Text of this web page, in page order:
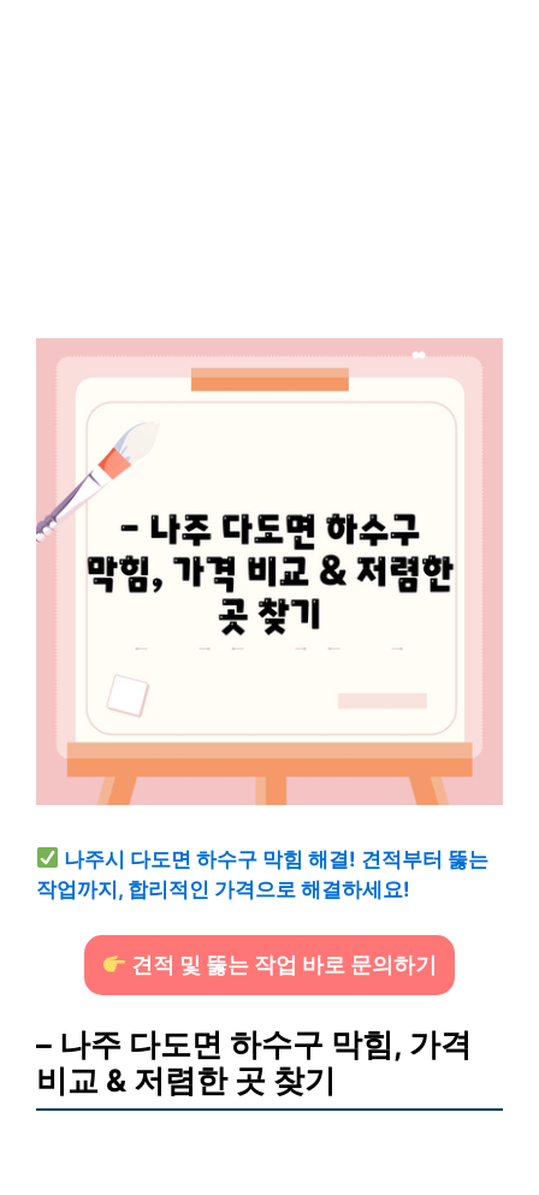
나주시 다도면 하수구 막힘 해결! 견적부터 뚫는
작업까지, 합리적인 가격으로 해결하세요!
견적 및 뚫는 작업 바로 문의하기
– 나주 다도면 하수구 막힘, 가격
비교 & 저렴한 곳 찾기